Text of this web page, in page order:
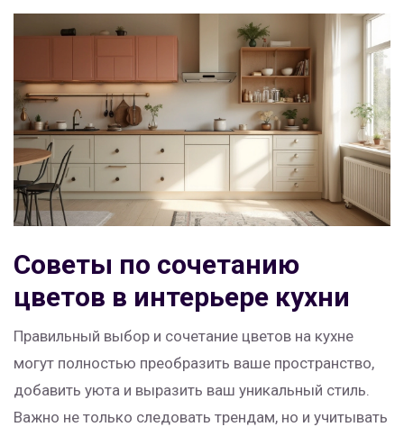
Советы по сочетанию
цветов в интерьере кухни
Правильный выбор и сочетание цветов на кухне
могут полностью преобразить ваше пространство,
добавить уюта и выразить ваш уникальный стиль.
Важно не только следовать трендам, но и учитывать